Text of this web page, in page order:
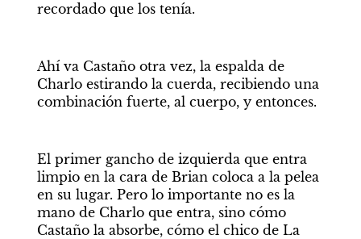
recordado que los tenía.
Ahí va Castaño otra vez, la espalda de
Charlo estirando la cuerda, recibiendo una
combinación fuerte, al cuerpo, y entonces.
El primer gancho de izquierda que entra
limpio en la cara de Brian coloca a la pelea
en su lugar. Pero lo importante no es la
mano de Charlo que entra, sino cómo
Castaño la absorbe, cómo el chico de La